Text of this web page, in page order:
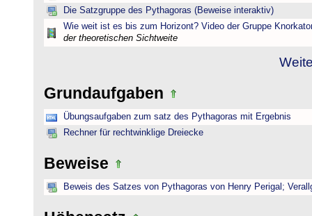
Die Satzgruppe des Pythagoras (Beweise interaktiv)
Wie weit ist es bis zum Horizont? Video der Gruppe
der theoretischen Sichtweite
Grundaufgaben
Übungsaufgaben zum satz des Pythagoras mit Ergebnis
Rechner für rechtwinklige Dreiecke
Beweise
Beweis des Satzes von Pythagoras von Henry Perigal;